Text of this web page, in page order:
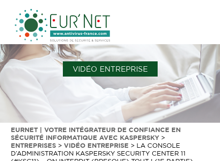
VIDÉO ENTREPRISE
EURNET | VOTRE INTÉGRATEUR DE CONFIANCE EN
SÉCURITÉ INFORMATIQUE AVEC KASPERSKY >
ENTREPRISES >VIDÉO ENTREPRISE > LA CONSOLE
D’ADMINISTRATION KASPERSKY SECURITY CENTER 11